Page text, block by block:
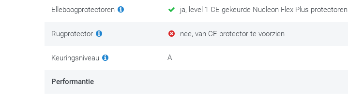
Elleboogprotectoren ja, level 1 CE gekeurde Nucleon Flex Plus protectoren
Rugprotector nee, van CE protector te voorzien
Keuringsniveau A
Performantie